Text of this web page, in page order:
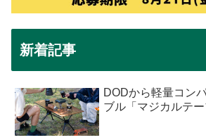
新着記事
DODから軽量コン
ブル「マジカルテ